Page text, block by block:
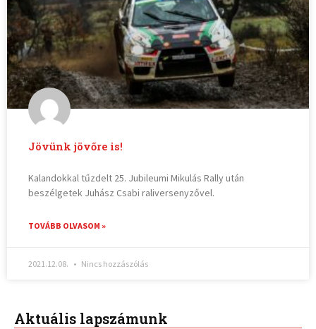
Jövünk jövőre is!
Kalandokkal tűzdelt 25. Jubileumi Mikulás Rally után
beszélgetek Juhász Csabi raliversenyzővel.
TOVÁBB OLVASOM »
2021.12.08. Nincs hozzászólás
Aktuális lapszámunk